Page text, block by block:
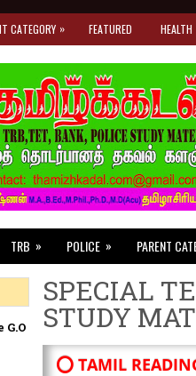
CATEGORY » FEATURED HEALTH
TRB » POLICE » PARENT
SPECIAL
STUDY
⭕ TAMIL